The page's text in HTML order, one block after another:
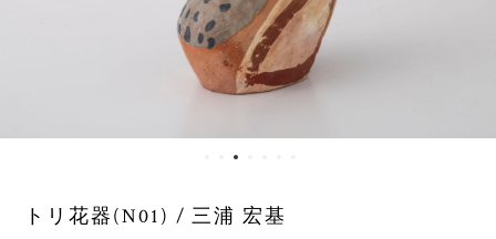
トリ花器(N01) / 三浦 宏基